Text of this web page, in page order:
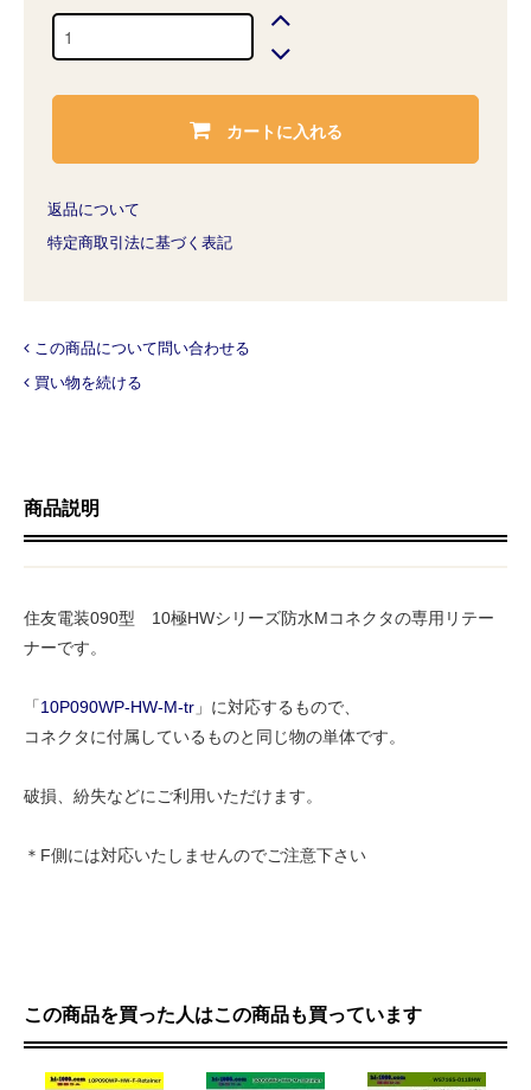
カートに入れる
返品について
特定商取引法に基づく表記
この商品について問い合わせる
買い物を続ける
商品説明
住友電装090型 10極HWシリーズ防水Mコネクタの専用リテー
ナーです。
「10P090WP-HW-M-tr 」に対応するもので、
コネクタに付属しているものと同じ物の単体です。
破損、紛失などにご利用いただけます。
＊F側には対応いたしませんのでご注意下さい
この商品を買った人はこの商品も買っています